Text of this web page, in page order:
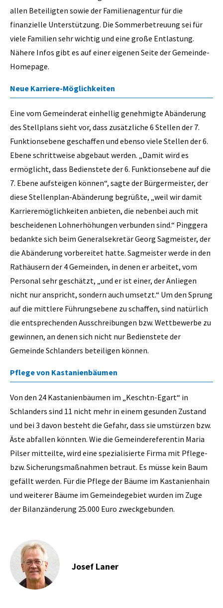
allen Beteiligten sowie der Familienagentur für die
finanzielle Unterstützung. Die Sommerbetreuung sei für
viele Familien sehr wichtig und eine große Entlastung.
Nähere Infos gibt es auf einer eigenen Seite der Gemeinde-
Homepage.
Neue Karriere-Möglichkeiten
Eine vom Gemeinderat einhellig genehmigte Abänderung
des Stellplans sieht vor, dass zusätzliche 6 Stellen der 7.
Funktionsebene geschaffen und ebenso viele Stellen der 6.
Ebene schrittweise abgebaut werden. „Damit wird es
ermöglicht, dass Bedienstete der 6. Funktionsebene auf die
7. Ebene aufsteigen können“, sagte der Bürgermeister, der
diese Stellenplan-Abänderung begrüßte, „weil wir damit
Karrieremöglichkeiten anbieten, die nebenbei auch mit
bescheidenen Lohnerhöhungen verbunden sind.“ Pinggera
bedankte sich beim Generalsekretär Georg Sagmeister, der
die Abänderung vorbereitet hatte. Sagmeister werde in den
Rathäusern der 4 Gemeinden, in denen er arbeitet, vom
Personal sehr geschätzt, „und er ist einer, der Anliegen
nicht nur anspricht, sondern auch umsetzt.“ Um den Sprung
auf die mittlere Führungsebene zu schaffen, sind natürlich
die entsprechenden Ausschreibungen bzw. Wettbewerbe zu
gewinnen, an denen sich nicht nur Bedienstete der
Gemeinde Schlanders beteiligen können.
Pflege von Kastanienbäumen
Von den 24 Kastanienbäumen im „Keschtn-Egart“ in
Schlanders sind 11 nicht mehr in einem gesunden Zustand
und bei 3 davon besteht die Gefahr, dass sie umstürzen bzw.
Äste abfallen könnten. Wie die Gemeindereferentin Maria
Pilser mitteilte, wird eine spezialisierte Firma mit Pflege-
bzw. Sicherungsmaßnahmen betraut. Es müsse kein Baum
gefällt werden. Für die Pflege der Bäume im Kastanienhain
und weiterer Bäume im Gemeindegebiet wurden im Zuge
der Bilanzänderung 25.000 Euro zweckgebunden.
Josef Laner